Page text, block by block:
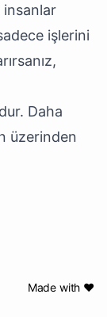
insanlar
işlerini
Daha
üzerinden
Made with ❤️